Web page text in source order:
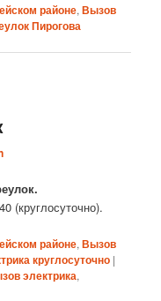
районе,Вызов
Пирогова
(круглосуточно).
районе,Вызов
круглосуточно |
электрика,